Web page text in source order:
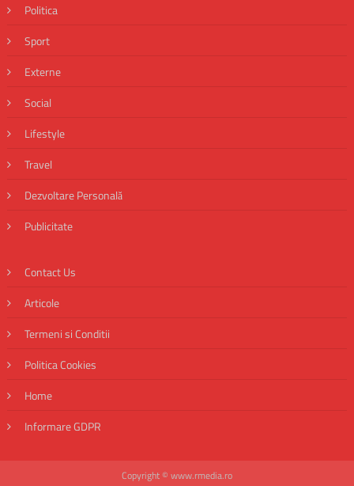
Politica
Sport
Externe
Social
Lifestyle
Travel
Dezvoltare Personală
Publicitate
Contact Us
Articole
Termeni si Conditii
Politica Cookies
Home
Informare GDPR
Copyright © www.rmedia.ro